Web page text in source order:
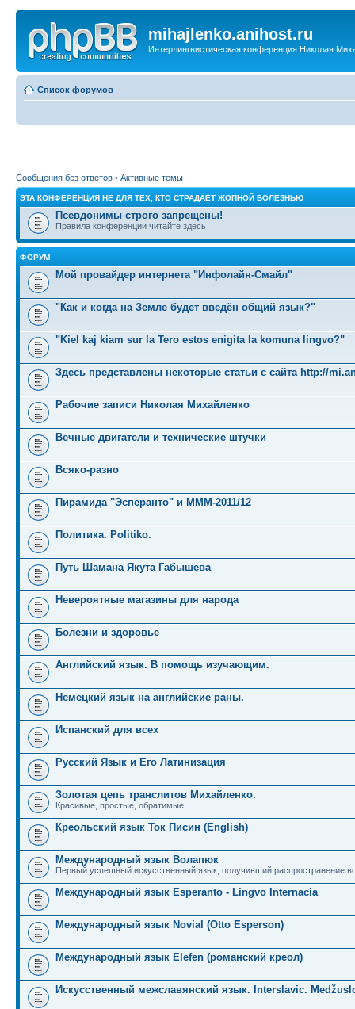
mihajlenko.anihost.ru
Интерлингвистическая конференция Николая
Список форумов
Сообщения без ответов • Активные темы
ЭТА КОНФЕРЕНЦИЯ НЕ ДЛЯ ТЕХ, КТО СТРАДАЕТ ЖОПНОЙ БОЛЕЗНЬЮ
Псевдонимы строго запрещены!
Правила конференции читайте здесь
ФОРУМ
Мой провайдер интернета "Инфолайн-Смайл"
"Как и когда на Земле будет введён общий язык?"
"Kiel kaj kiam sur la Tero estos enigita la komuna lingvo?"
Здесь представлены некоторые статьи с сайта http://
Рабочие записи Николая Михайленко
Вечные двигатели и технические штучки
Всяко-разно
Пирамида "Эсперанто" и MMM-2011/12
Политика. Politiko.
Путь Шамана Якута Габышева
Невероятные магазины для народа
Болезни и здоровье
Английский язык. В помощь изучающим.
Немецкий язык на английские раны.
Испанский для всех
Русский Язык и Его Латинизация
Золотая цепь транслитов Михайленко.
Красивые, простые, обратимые.
Креольский язык Ток Писин (English)
Международный язык Волапюк
Первый успешный искусственный язык, получивший распространение
Международный язык Esperanto - Lingvo Internacia
Международный язык Novial (Otto Esperson)
Международный язык Elefen (романский креол)
Искусственный межславянский язык. Interslavic.